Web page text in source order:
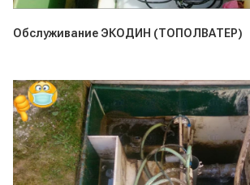
Обслуживание ЭКОДИН (ТОПОЛВАТЕР)